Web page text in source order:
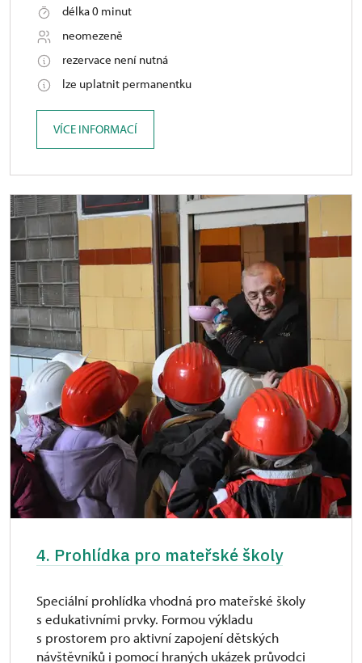
délka 0 minut
neomezeně
rezervace není nutná
lze uplatnit permanentku
VÍCE INFORMACÍ
4. Prohlídka pro mateřské školy
Speciální prohlídka vhodná pro mateřské školy
s edukativními prvky. Formou výkladu
s prostorem pro aktivní zapojení dětských
návštěvníků i pomocí hraných ukázek průvodci